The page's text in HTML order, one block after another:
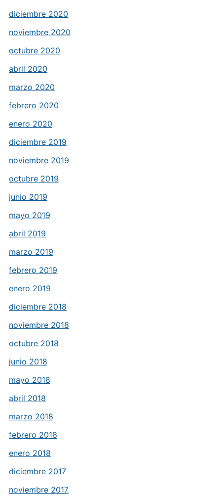
diciembre 2020
noviembre 2020
octubre 2020
abril 2020
marzo 2020
febrero 2020
enero 2020
diciembre 2019
noviembre 2019
octubre 2019
junio 2019
mayo 2019
abril 2019
marzo 2019
febrero 2019
enero 2019
diciembre 2018
noviembre 2018
octubre 2018
junio 2018
mayo 2018
abril 2018
marzo 2018
febrero 2018
enero 2018
diciembre 2017
noviembre 2017